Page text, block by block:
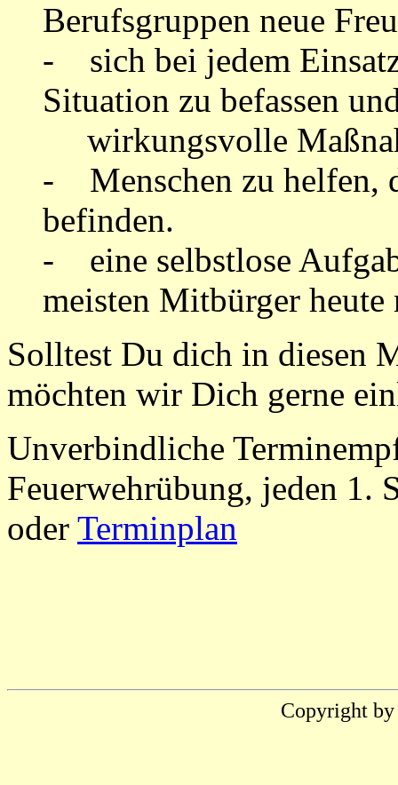
Berufsgruppen neue
- sich bei jedem
Situation zu befassen
wirkungsvolle
- Menschen zu helfen,
befinden.
- eine selbstlose
meisten Mitbürger
Solltest Du dich in diesen
möchten wir Dich gerne
Unverbindliche
Feuerwehrübung, jeden 1.
oder Terminplan
Copyright